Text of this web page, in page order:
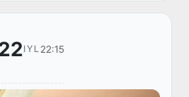
IYL 22:15